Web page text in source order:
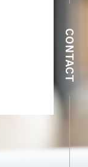
CONTACT